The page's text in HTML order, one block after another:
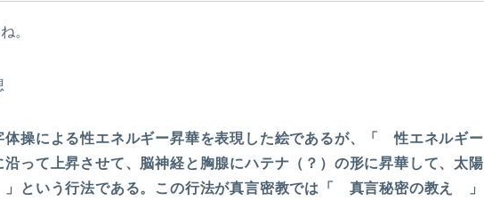
。
体操による性エネルギー昇華を表現した絵であるが、「 性エネルギー
沿って上昇させて、脳神経と胸腺にハテナ（？）の形に昇華して、太陽
という行法である。この行法が真言密教では「 真言秘密の教え 」